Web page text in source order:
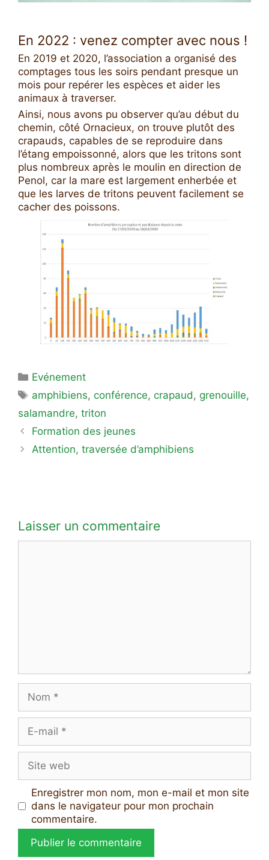
En 2022 : venez compter avec nous !
En 2019 et 2020, l’association a organisé des
comptages tous les soirs pendant presque un
mois pour repérer les espèces et aider les
animaux à traverser.
Ainsi, nous avons pu observer qu’au début du
chemin, côté Ornacieux, on trouve plutôt des
crapauds, capables de se reproduire dans
l’étang empoissonné, alors que les tritons sont
plus nombreux après le moulin en direction de
Penol, car la mare est largement enherbée et
que les larves de tritons peuvent facilement se
cacher des poissons.
Catégories
Evénement
Étiquettes
amphibiens,conférence,crapaud, grenouille,
salamandre, triton
Formation des jeunes
Attention, traversée d’amphibiens
Laisser un commentaire
mail
web
Enregistrer mon nom, mon e-mail et mon site
dans le navigateur pour mon prochain
commentaire.